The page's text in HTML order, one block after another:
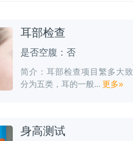
耳部检查
是否空腹：否
简介：耳部检查项目繁多大致
分为五类，耳的一般... 更多»
身高测试